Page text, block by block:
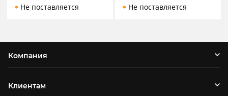
Не поставляется
Не поставляется
Компания
Клиентам